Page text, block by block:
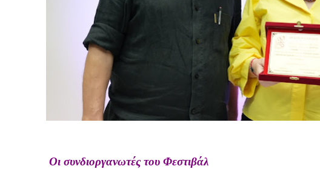
Οι συνδιοργανωτές του Φεστιβάλ